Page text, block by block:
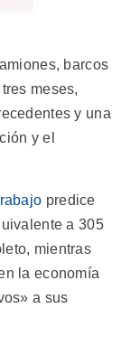
barcos
meses,
y una
y el
predice
a 305
mientras
la economía
a sus